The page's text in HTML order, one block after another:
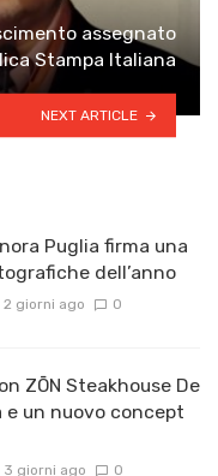
assegnato
Stampa Italiana
NEXT ARTICLE
Puglia firma una
dell’anno
2 giorni ago 0
ZŌN Steakhouse De
un nuovo concept
3 giorni ago 0